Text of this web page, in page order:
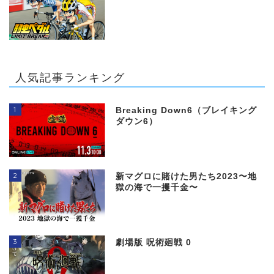
人気記事ランキング
1
Breaking Down6（ブレイキング
ダウン6）
2
新マグロに賭けた男たち2023〜地
獄の海で一攫千金〜
3 劇場版 呪術廻戦 0